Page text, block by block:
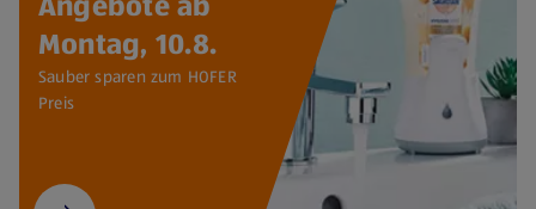
Montag, 10.8.
Sauber sparen zum HOFER
Preis